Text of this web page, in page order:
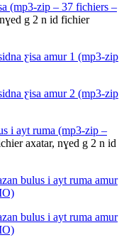
(mp3-zip – 37 fichiers –
g 2 n id fichier
ƹisa amur 1 (mp3-zip
ƹisa amur 2 (mp3-zip
i ayt ruma (mp3-zip –
axatar, nɣed g 2 n id
bulus i ayt ruma amur
bulus i ayt ruma amur